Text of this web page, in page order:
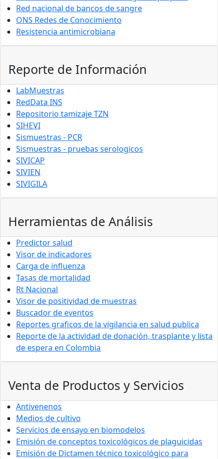
Red nacional de bancos de sangre
ONS Redes de Conocimiento
Resistencia antimicrobiana
Reporte de Información
LabMuestras
RedData INS
Repositorio tamizaje TZN
SIHEVI
Sismuestras - PCR
Sismuestras - pruebas serologicos
SIVICAP
SIVIEN
SIVIGILA
Herramientas de Análisis
Predictor salud
Visor de indicadores
Carga de influenza
Tasas de mortalidad
Rt Nacional
Visor de positividad de muestras
Buscador de eventos
Reportes graficos de la vigilancia en salud publica
Reporte de la actividad de donación, trasplante y lista
de espera en Colombia
Venta de Productos y Servicios
Antivenenos
Medios de cultivo
Servicios de ensayo en biomodelos
Emisión de conceptos toxicológicos de plaguicidas
Emisión de Dictamen técnico toxicológico para